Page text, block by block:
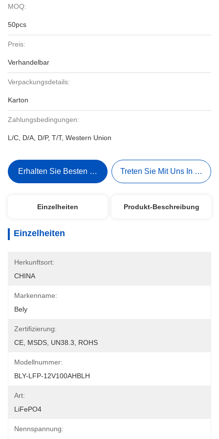
MOQ:
50pcs
Preis:
Verhandelbar
Verpackungsdetails:
Karton
Zahlungsbedingungen:
L/C, D/A, D/P, T/T, Western Union
Erhalten Sie Besten Preis Treten Sie Mit Uns In
Einzelheiten Produkt-Beschreibung
Einzelheiten
Herkunftsort:
CHINA
Markenname:
Bely
Zertifizierung:
CE, MSDS, UN38.3, ROHS
Modellnummer:
BLY-LFP-12V100AHBLH
Art:
LiFePO4
Nennspannung: